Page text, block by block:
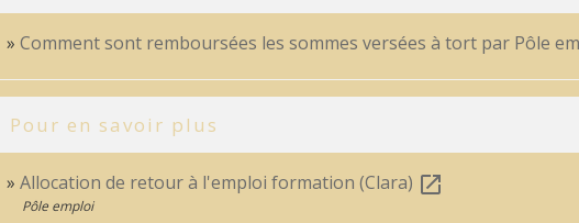
Comment sont remboursées les sommes versées à tort par Pôle
Pour en savoir plus
Allocation de retour à l'emploi formation (Clara) open_in_new
Pôle emploi